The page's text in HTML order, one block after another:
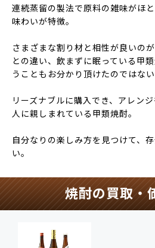
連続蒸留の製法で原料の雑味がほ
味わいが特徴。
さまざまな割り材と相性が良いの
との違い、飲まずに眠っている甲
うこともお分かり頂けたのではない
リーズナブルに購入でき、アレン
人に親しまれている甲類焼酎。
自分なりの楽しみ方を見つけて、
い。
焼酎の買取・